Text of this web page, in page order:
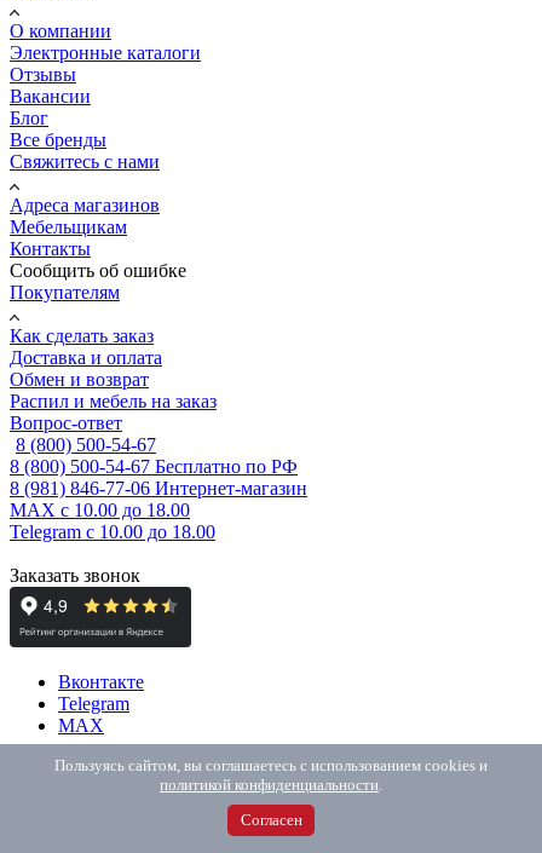
О компании
Электронные каталоги
Отзывы
Вакансии
Блог
Все бренды
Свяжитесь с нами
Адреса магазинов
Мебельщикам
Контакты
Сообщить об ошибке
Покупателям
Как сделать заказ
Доставка и оплата
Обмен и возврат
Распил и мебель на заказ
Вопрос-ответ
8 (800) 500-54-67
8 (800) 500-54-67 Бесплатно по РФ
8 (981) 846-77-06 Интернет-магазин
MAX с 10.00 до 18.00
Telegram с 10.00 до 18.00
Заказать звонок
Вконтакте
Telegram
MAX
Пользовательское соглашение
ИП Елисеева М.А., ОГРНИП: 325784700182176
190005, г. Санкт-Петербург, набережная Обводного Канала, д.
Пользуясь сайтом, вы соглашаетесь с использованием cookies и
политикой конфиденциальности.
Согласен